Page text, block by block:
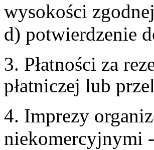
wysokości
d) potwierdzenie
3. Płatności za
płatniczej lub
4. Imprezy
niekomercyjnymi